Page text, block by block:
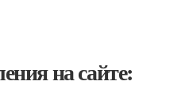
на сайте: